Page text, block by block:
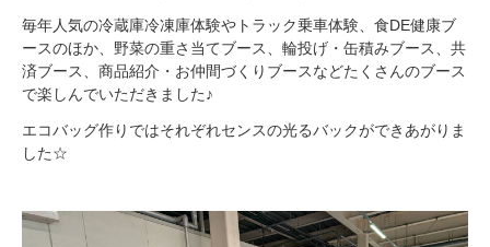
毎年人気の冷蔵庫冷凍庫体験やトラック乗車体験、食DE健康ブ
ースのほか、野菜の重さ当てブース、輪投げ・缶積みブース、共
済ブース、商品紹介・お仲間づくりブースなどたくさんのブース
で楽しんでいただきました♪
エコバッグ作りではそれぞれセンスの光るバックができあがりま
した☆